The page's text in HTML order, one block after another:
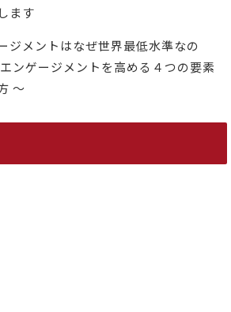
ます
ジメントはなぜ世界最低水準なの
ンゲージメントを高める４つの要素
～